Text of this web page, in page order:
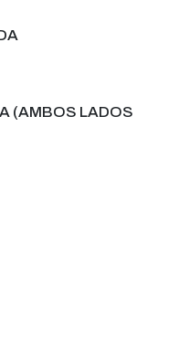
(AMBOS LADOS